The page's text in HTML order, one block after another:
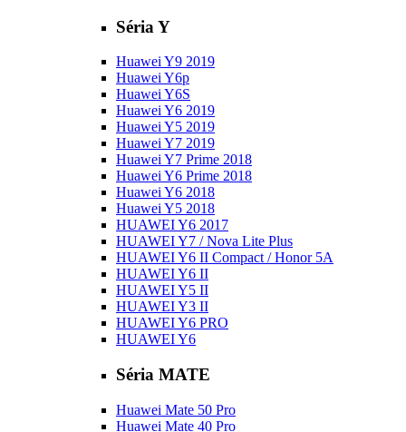
Séria Y
Huawei Y9 2019
Huawei Y6p
Huawei Y6S
Huawei Y6 2019
Huawei Y5 2019
Huawei Y7 2019
Huawei Y7 Prime 2018
Huawei Y6 Prime 2018
Huawei Y6 2018
Huawei Y5 2018
HUAWEI Y6 2017
HUAWEI Y7 / Nova Lite Plus
HUAWEI Y6 II Compact / Honor 5A
HUAWEI Y6 II
HUAWEI Y5 II
HUAWEI Y3 II
HUAWEI Y6 PRO
HUAWEI Y6
Séria MATE
Huawei Mate 50 Pro
Huawei Mate 40 Pro